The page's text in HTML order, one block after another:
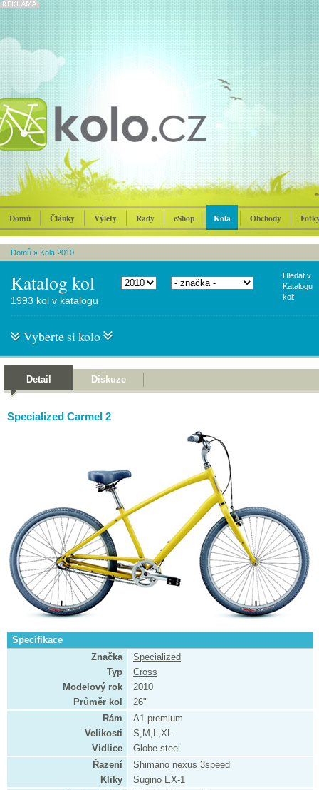
Domů Články Výlety Rady eShop Kola Obchody
Domů » Kola 2010
Katalog kol
Hledat v
Katalogu
kol:
1993 kol v katalogu
Vyberte si kolo
Detail Diskuze
Specialized Carmel 2
Specifikace
Značka
Specialized
Typ
Cross
Modelový rok
2010
Průměr kol
26"
Rám
A1 premium
Velikosti
S,M,L,XL
Vidlice
Globe steel
Řazení
Shimano nexus 3speed
Kliky
Sugino EX-1